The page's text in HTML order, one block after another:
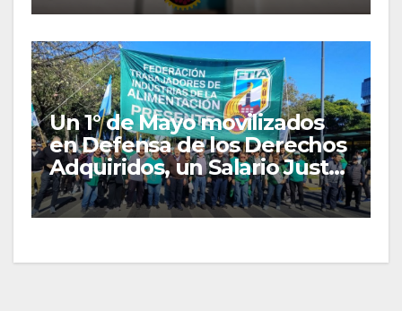
Un 1° de Mayo movilizados
en Defensa de los Derechos
Adquiridos, un Salario Justo
y las Organizaciones
Gremiales